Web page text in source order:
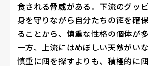
食される脅威がある。下流のグッ
身を守りながら自分たちの餌を確
ることから、慎重な性格の個体が多
一方、上流にはめぼしい天敵がい
慎重に餌を探すよりも、積極的に